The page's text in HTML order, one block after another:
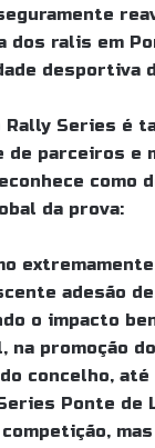
dos ralis em
desportiva
Rally Series é
de parceiros e
como
da prova:
adesão
o impacto
na promoção
concelho, até
Ponte de